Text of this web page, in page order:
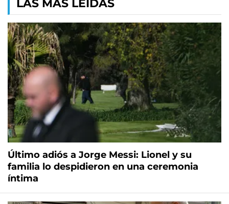
LAS MÁS LEÍDAS
Último adiós a Jorge Messi: Lionel y su
familia lo despidieron en una ceremonia
íntima